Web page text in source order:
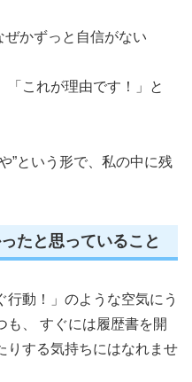
かずっと自信がない
「これが理由です！」と
”という形で、私の中に残
たと思っていること
行動！」のような空気にう
も、 すぐには履歴書を開
りする気持ちにはなれませ